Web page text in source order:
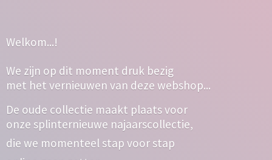
Welkom...!
We zijn op dit moment druk bezig
met het vernieuwen van deze webshop...
De oude collectie maakt plaats voor
onze splinternieuwe najaarscollectie,
die we momenteel stap voor stap